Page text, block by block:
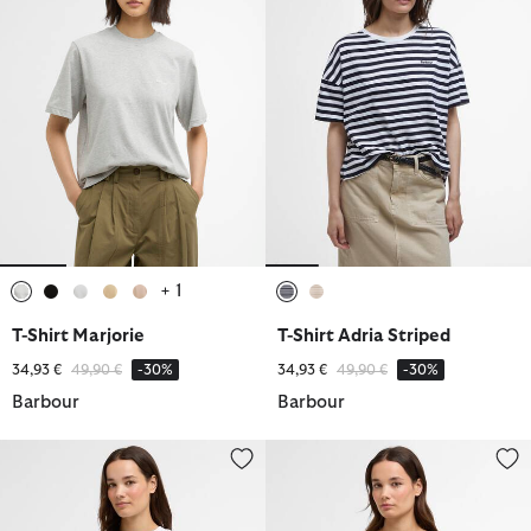
+ 1
T-Shirt Marjorie
34,93 € Reduziert von
49,90 €bis-30%
Barbour
T-Shirt Adria Striped
34,93 € Reduziert von
49,90 €bis-30%
Barbour
T-Shirt Derwent T-Shirt Brambles